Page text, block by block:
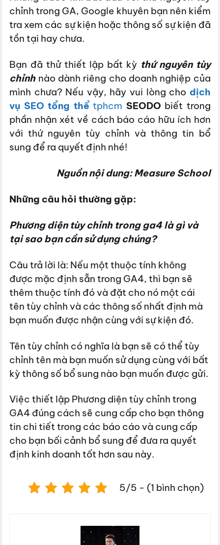
chỉnh trong GA, Google khuyên bạn nên kiểm
tra xem các sự kiện hoặc thông số sự kiện đã
tồn tại hay chưa.
Bạn đã thử thiết lập bất kỳ thứ nguyên tùy
chỉnhnào dành riêng cho doanh nghiệp của
mình chưa? Nếu vậy, hãy vui lòng cho dịch
vụ SEO tổng thểtphcm SEODO biết trong
phần nhận xét về cách báo cáo hữu ích hơn
với thứ nguyên tùy chỉnh và thông tin bổ
sung để ra quyết định nhé!
Nguồn nội dung: Measure School
Những câu hỏi thường gặp:
Phương diện tùy chỉnh trong ga4 là gì và
tại sao bạn cần sử dụng chúng?
Câu trả lời là: Nếu một thuộc tính không
được mặc định sẵn trong GA4, thì bạn sẽ
thêm thuộc tính đó và đặt cho nó một cái
tên tùy chỉnh và các thông số nhất định mà
bạn muốn được nhận cùng với sự kiện đó.
Tên tùy chỉnh có nghĩa là bạn sẽ có thể tùy
chỉnh tên mà bạn muốn sử dụng cùng với bất
kỳ thông số bổ sung nào bạn muốn được gửi.
Việc thiết lập Phương diện tùy chỉnh trong
GA4 đúng cách sẽ cung cấp cho bạn thông
tin chi tiết trong các báo cáo và cung cấp
cho bạn bối cảnh bổ sung để đưa ra quyết
định kinh doanh tốt hơn sau này.
5/5 - (1 bình chọn)